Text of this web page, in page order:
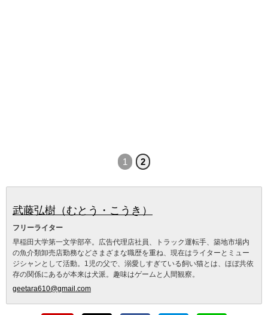
1 2
武藤弘樹（むとう・こうき）
フリーライター
早稲田大学第一文学部卒。広告代理店社員、トラック運転手、築地市場内
の魚介類卸売店勤務などさまざまな職歴を重ね、現在はライターとミュー
ジシャンとして活動。1児の父で、溺愛しすぎている飼い猫とは、ほぼ共依
存の関係にあるが本来は犬派。趣味はゲームと人間観察。
geetara610@gmail.com